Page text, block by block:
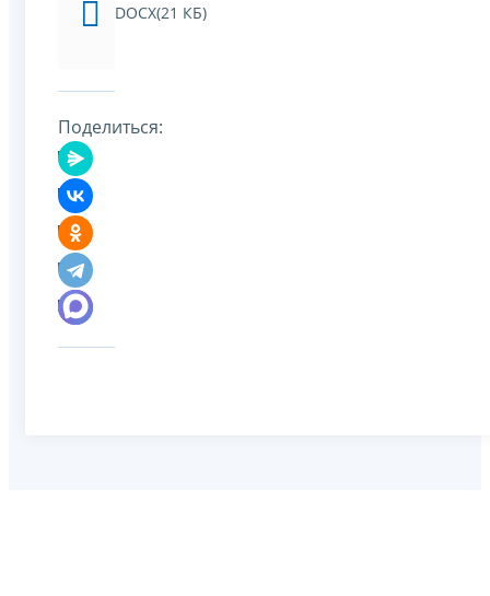
DOCX(21 КБ)
Поделиться: